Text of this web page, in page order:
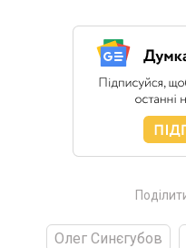
Олег Синєгубов